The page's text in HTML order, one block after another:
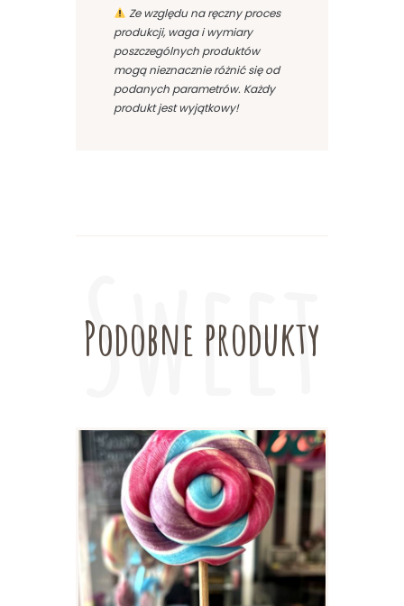
Ze względu na ręczny proces
produkcji, waga i wymiary
poszczególnych produktów
mogą nieznacznie różnić się od
podanych parametrów. Każdy
produkt jest wyjątkowy!
Podobne produkty